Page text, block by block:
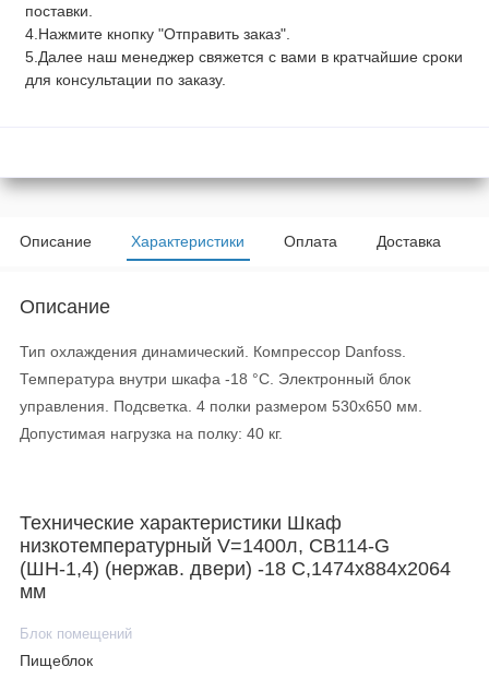
поставки.
4.Нажмите кнопку "Отправить заказ".
5.Далее наш менеджер свяжется с вами в кратчайшие сроки
для консультации по заказу.
Описание Характеристики Оплата Доставка
Описание
Тип охлаждения динамический. Компрессор Danfoss.
Температура внутри шкафа -18 °С. Электронный блок
управления. Подсветка. 4 полки размером 530х650 мм.
Допустимая нагрузка на полку: 40 кг.
Технические характеристики Шкаф
низкотемпературный V=1400л, CB114-G
(ШН-1,4) (нержав. двери) -18 С,1474х884х2064
мм
Блок помещений
Пищеблок